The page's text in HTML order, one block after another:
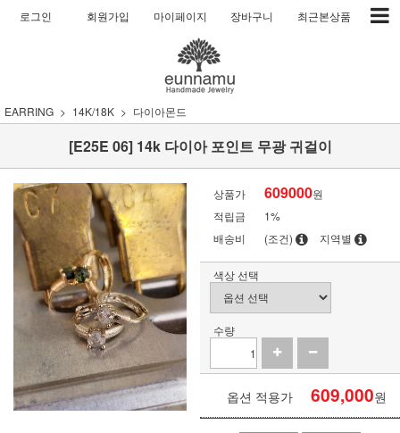
로그인 회원가입 마이페이지 장바구니 최근본상품
EARRING 14K/18K 다이아몬드
[E25E 06] 14k 다이아 포인트 무광 귀걸이
상품가 609000원
적립금
1%
배송비
(조건) 지역별
색상 선택
수량
옵션 적용가 609,000원